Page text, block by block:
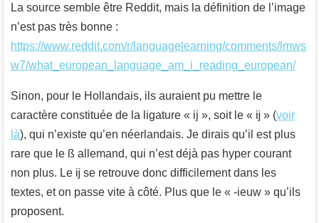
La source semble être Reddit, mais la définition de l’image
n’est pas très bonne :
https://www.reddit.com/r/languagelearning/comments/lmws
w7/what_european_language_am_i_reading_european/
Sinon, pour le Hollandais, ils auraient pu mettre le
caractère constituée de la ligature « ij », soit le « ĳ » (voir
là), qui n’existe qu’en néerlandais. Je dirais qu’il est plus
rare que le ß allemand, qui n’est déjà pas hyper courant
non plus. Le ĳ se retrouve donc difficilement dans les
textes, et on passe vite à côté. Plus que le « -ieuw » qu’ils
proposent.